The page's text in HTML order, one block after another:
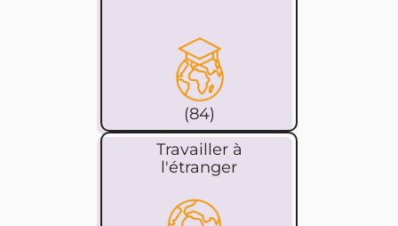
(84)
Travailler à
l'étranger